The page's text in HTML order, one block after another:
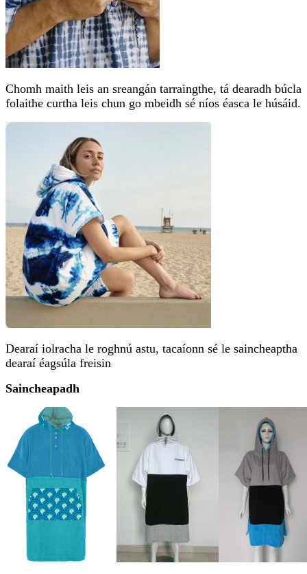
Chomh maith leis an sreangán tarraingthe, tá dearadh búcla
folaithe curtha leis chun go mbeidh sé níos éasca le húsáid.
Dearaí iolracha le roghnú astu, tacaíonn sé le saincheaptha
dearaí éagsúla freisin
Saincheapadh